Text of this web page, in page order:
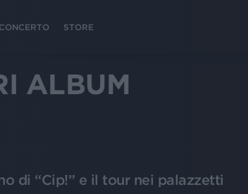
STORE
ALBUM
di “Cip!” e il tour nei palazzetti